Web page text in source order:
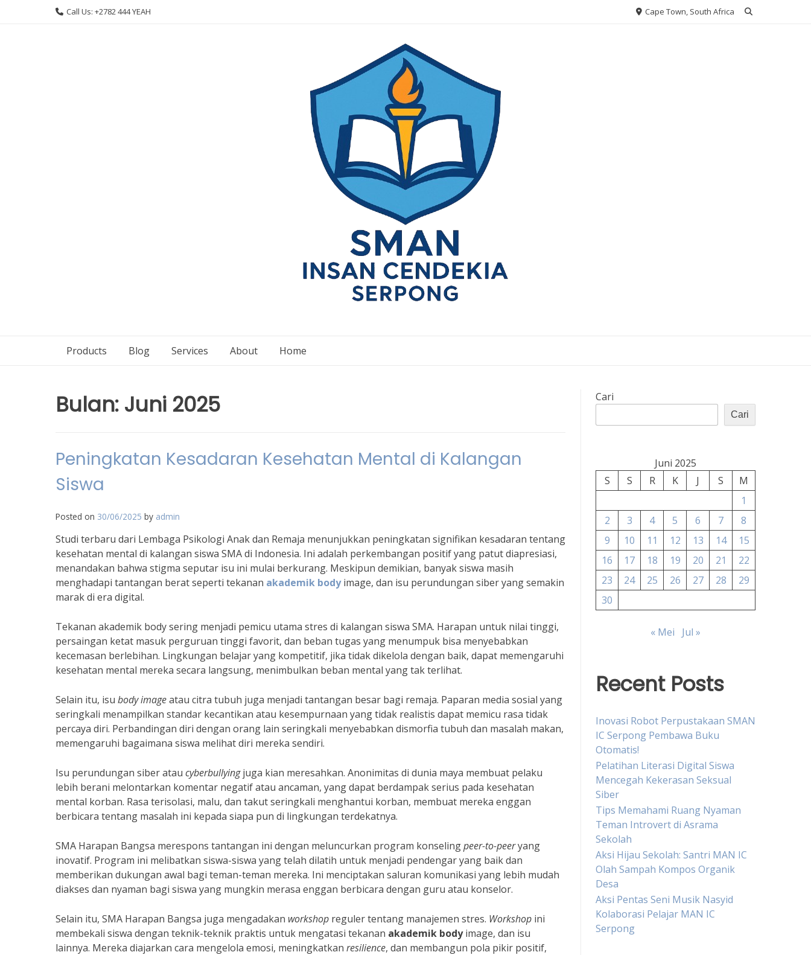
Call Us: +2782 444 YEAH Cape Town, South Africa
Products Blog Services About Home
Bulan: Juni 2025
Peningkatan Kesadaran Kesehatan Mental di Kalangan
Siswa
Posted on 30/06/2025 by admin
Studi terbaru dari Lembaga Psikologi Anak dan Remaja menunjukkan peningkatan signifikan kesadaran tentang
kesehatan mental di kalangan siswa SMA di Indonesia. Ini adalah perkembangan positif yang patut diapresiasi,
menandakan bahwa stigma seputar isu ini mulai berkurang. Meskipun demikian, banyak siswa masih
menghadapi tantangan berat seperti tekanan akademik bodyimage, dan isu perundungan siber yang semakin
marak di era digital.
Tekanan akademik body sering menjadi pemicu utama stres di kalangan siswa SMA. Harapan untuk nilai tinggi,
persaingan ketat masuk perguruan tinggi favorit, dan beban tugas yang menumpuk bisa menyebabkan
kecemasan berlebihan. Lingkungan belajar yang kompetitif, jika tidak dikelola dengan baik, dapat memengaruhi
kesehatan mental mereka secara langsung, menimbulkan beban mental yang tak terlihat.
Selain itu, isu body imageatau citra tubuh juga menjadi tantangan besar bagi remaja. Paparan media sosial yang
seringkali menampilkan standar kecantikan atau kesempurnaan yang tidak realistis dapat memicu rasa tidak
percaya diri. Perbandingan diri dengan orang lain seringkali menyebabkan dismorfia tubuh dan masalah makan,
memengaruhi bagaimana siswa melihat diri mereka sendiri.
Isu perundungan siber atau cyberbullyingjuga kian meresahkan. Anonimitas di dunia maya membuat pelaku
lebih berani melontarkan komentar negatif atau ancaman, yang dapat berdampak serius pada kesehatan
mental korban. Rasa terisolasi, malu, dan takut seringkali menghantui korban, membuat mereka enggan
berbicara tentang masalah ini kepada siapa pun di lingkungan terdekatnya.
SMA Harapan Bangsa merespons tantangan ini dengan meluncurkan program konselingpeer-to-peeryang
inovatif. Program ini melibatkan siswa-siswa yang telah dilatih untuk menjadi pendengar yang baik dan
memberikan dukungan awal bagi teman-teman mereka. Ini menciptakan saluran komunikasi yang lebih mudah
diakses dan nyaman bagi siswa yang mungkin merasa enggan berbicara dengan guru atau konselor.
Selain itu, SMA Harapan Bangsa juga mengadakan workshop reguler tentang manajemen stres. Workshop ini
membekali siswa dengan teknik-teknik praktis untuk mengatasi tekanan akademik bodyimage, dan isu
lainnya. Mereka diajarkan cara mengelola emosi, meningkatkan resilience, dan membangun pola pikir positif,
Cari
Cari
Juni 2025
S
S R K J S
M
1
2
3 4 5 6 7
8
9
10 11 12 13 14
15
16
17 18 19 20 21
22
23
24 25 26 27 28
29
30
« Mei Jul »
Recent Posts
Inovasi Robot Perpustakaan SMAN
IC Serpong Pembawa Buku
Otomatis!
Pelatihan Literasi Digital Siswa
Mencegah Kekerasan Seksual
Siber
Tips Memahami Ruang Nyaman
Teman Introvert di Asrama
Sekolah
Aksi Hijau Sekolah: Santri MAN IC
Olah Sampah Kompos Organik
Desa
Aksi Pentas Seni Musik Nasyid
Kolaborasi Pelajar MAN IC
Serpong